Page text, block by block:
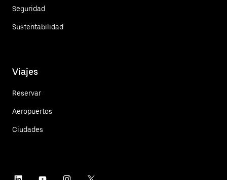
Seguridad
Sustentabilidad
Viajes
Reservar
Aeropuertos
Ciudades